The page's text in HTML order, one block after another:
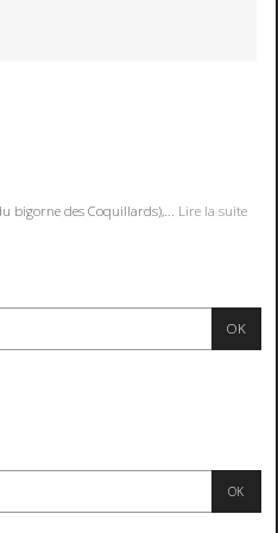
bigorne des Coquillards),... Lire la suite